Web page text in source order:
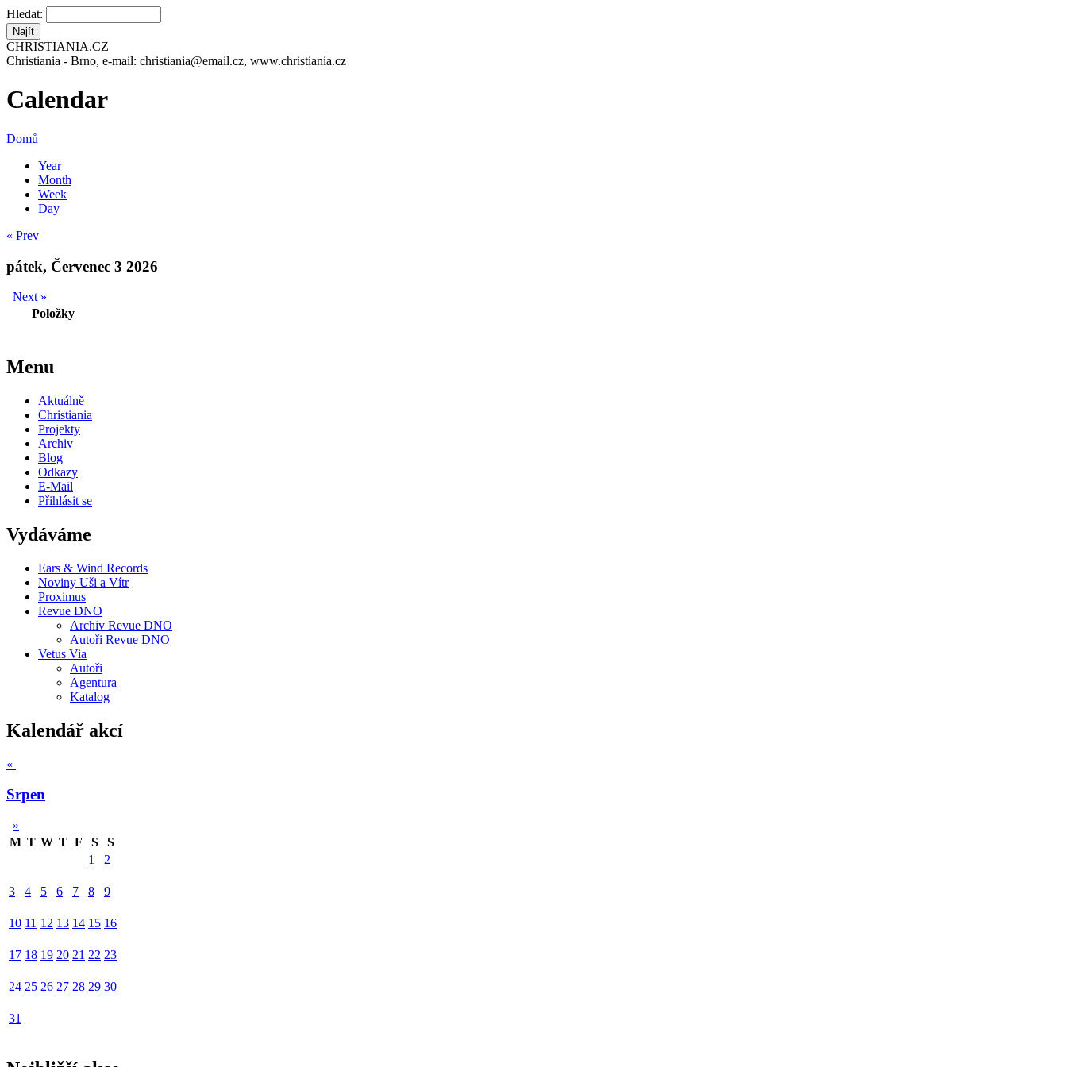
Hledat:
CHRISTIANIA.CZ
Christiania - Brno, e-mail: christiania@email.cz, www.christiania.cz
Calendar
Domů
Year
Month
Week
Day
« Prev
pátek, Červenec 3 2026
Next »
Položky
Menu
Aktuálně
Christiania
Projekty
Archiv
Blog
Odkazy
E-Mail
Přihlásit se
Vydáváme
Ears & Wind Records
Noviny Uši a Vítr
Proximus
Revue DNO
Archiv Revue DNO
Autoři Revue DNO
Vetus Via
Autoři
Agentura
Katalog
Kalendář akcí
«
Srpen
»
M T W T F S
S
1
2
3 4 5 6 7 8 9
10 11 12 13 14 15 16
17 18 19 20 21 22 23
24 25 26 27 28 29 30
31